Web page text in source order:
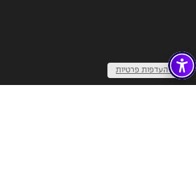
שנו העדפות פרטיות